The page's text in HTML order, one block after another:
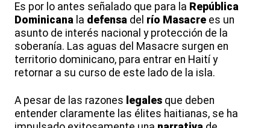
Es por lo antes señalado que para la República
Dominicana la defensa del río Masacre es un
asunto de interés nacional y protección de la
soberanía. Las aguas del Masacre surgen en
territorio dominicano, para entrar en Haití y
retornar a su curso de este lado de la isla.
A pesar de las razones legales que deben
entender claramente las élites haitianas, se ha